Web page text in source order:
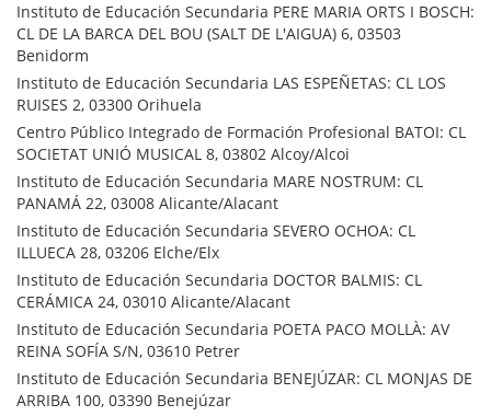
Instituto de Educación Secundaria PERE MARIA ORTS I BOSCH:
CL DE LA BARCA DEL BOU (SALT DE L'AIGUA) 6, 03503
Benidorm
Instituto de Educación Secundaria LAS ESPEÑETAS: CL LOS
RUISES 2, 03300 Orihuela
Centro Público Integrado de Formación Profesional BATOI: CL
SOCIETAT UNIÓ MUSICAL 8, 03802 Alcoy/Alcoi
Instituto de Educación Secundaria MARE NOSTRUM: CL
PANAMÁ 22, 03008 Alicante/Alacant
Instituto de Educación Secundaria SEVERO OCHOA: CL
ILLUECA 28, 03206 Elche/Elx
Instituto de Educación Secundaria DOCTOR BALMIS: CL
CERÁMICA 24, 03010 Alicante/Alacant
Instituto de Educación Secundaria POETA PACO MOLLÀ: AV
REINA SOFÍA S/N, 03610 Petrer
Instituto de Educación Secundaria BENEJÚZAR: CL MONJAS DE
ARRIBA 100, 03390 Benejúzar